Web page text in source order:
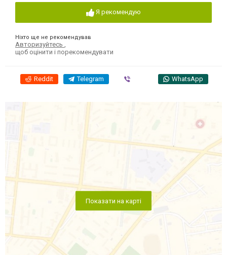
Я рекомендую
Ніхто ще не рекомендував
Авторизуйтесь
щоб оцінити і порекомендувати
Reddit Telegram WhatsApp
Показати на карті